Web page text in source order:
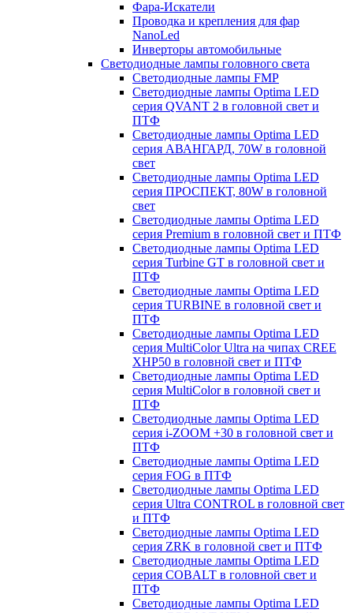
Фара-Искатели
Проводка и крепления для фар
NanoLed
Инверторы автомобильные
Светодиодные лампы головного света
Светодиодные лампы FMP
Светодиодные лампы Optima LED
серия QVANT 2 в головной свет и
ПТФ
Светодиодные лампы Optima LED
серия АВАНГАРД, 70W в головной
свет
Светодиодные лампы Optima LED
серия ПРОСПЕКТ, 80W в головной
свет
Светодиодные лампы Optima LED
серия Premium в головной свет и ПТФ
Светодиодные лампы Optima LED
серия Turbine GT в головной свет и
ПТФ
Светодиодные лампы Optima LED
серия TURBINE в головной свет и
ПТФ
Светодиодные лампы Optima LED
серия MultiColor Ultra на чипах CREE
XHP50 в головной свет и ПТФ
Светодиодные лампы Optima LED
серия MultiColor в головной свет и
ПТФ
Светодиодные лампы Optima LED
серия i-ZOOM +30 в головной свет и
ПТФ
Светодиодные лампы Optima LED
серия FOG в ПТФ
Светодиодные лампы Optima LED
серия Ultra CONTROL в головной свет
и ПТФ
Светодиодные лампы Optima LED
серия ZRK в головной свет и ПТФ
Светодиодные лампы Optima LED
серия COBALT в головной свет и
ПТФ
Светодиодные лампы Optima LED